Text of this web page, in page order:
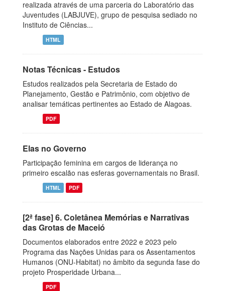
realizada através de uma parceria do Laboratório das
Juventudes (LABJUVE), grupo de pesquisa sediado no
Instituto de Ciências...
HTML
Notas Técnicas - Estudos
Estudos realizados pela Secretaria de Estado do
Planejamento, Gestão e Patrimônio, com objetivo de
analisar temáticas pertinentes ao Estado de Alagoas.
PDF
Elas no Governo
Participação feminina em cargos de liderança no
primeiro escalão nas esferas governamentais no Brasil.
HTML PDF
[2ª fase] 6. Coletânea Memórias e Narrativas
das Grotas de Maceió
Documentos elaborados entre 2022 e 2023 pelo
Programa das Nações Unidas para os Assentamentos
Humanos (ONU-Habitat) no âmbito da segunda fase do
projeto Prosperidade Urbana...
PDF